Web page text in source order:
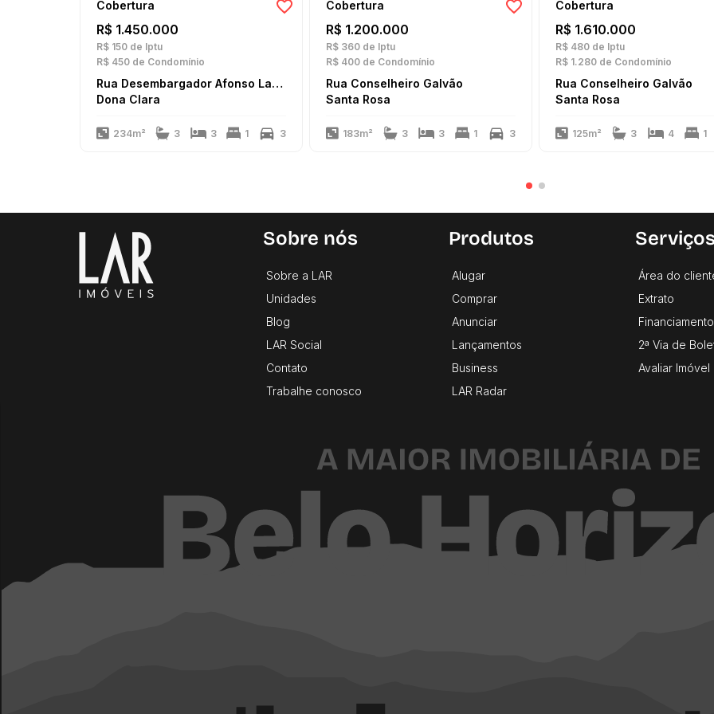
Cobertura
R$ 1.450.000
R$ 150 de Iptu
R$ 450 de Condomínio
Rua Desembargador Afonso Lages
Dona Clara
234m² 3 3 1 3
Cobertura
R$ 1.200.000
R$ 360 de Iptu
R$ 400 de Condomínio
Rua Conselheiro Galvão
Santa Rosa
183m² 3 3 1 3
Cobertura
R$ 1.610.000
R$ 480 de Iptu
R$ 1.280 de Condomínio
Rua Conselheiro Galvão
Santa Rosa
125m² 3 4 1
Sobre nós
Sobre a LAR
Unidades
Blog
LAR Social
Contato
Trabalhe conosco
Produtos
Alugar
Comprar
Anunciar
Lançamentos
Business
LAR Radar
Serviços
Área do
Extrato
Financiamento
2ª Via de
Avaliar Imóvel